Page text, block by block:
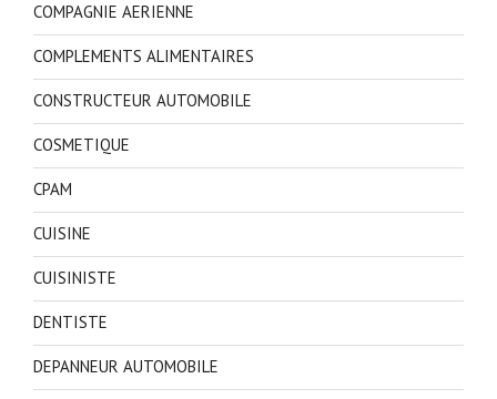
COMPAGNIE AERIENNE
COMPLEMENTS ALIMENTAIRES
CONSTRUCTEUR AUTOMOBILE
COSMETIQUE
CPAM
CUISINE
CUISINISTE
DENTISTE
DEPANNEUR AUTOMOBILE